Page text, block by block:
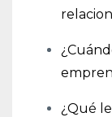
¿Qué